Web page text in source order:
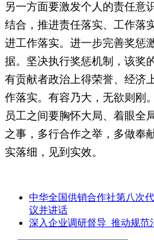
另一方面要激发个人的责任意
结合，推进责任落实、工作落
进工作落实。进一步完善奖惩
据。坚决执行奖惩机制，该奖
有贡献者政治上得荣誉、经济
作落实。有容乃大，无欲则刚
员工之间要胸怀大局、着眼全
之事，多行合作之举，多做奉
实落细，见到实效。
中华全国供销合作社第八次
议并讲话
深入企业调研督导 推动规范